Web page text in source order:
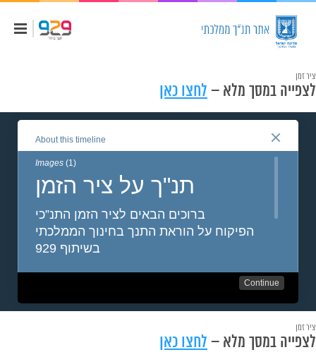
ציר זמן
לצפייה במסך מלא – לחצו כאן
ציר זמן
לצפייה במסך מלא – לחצו כאן